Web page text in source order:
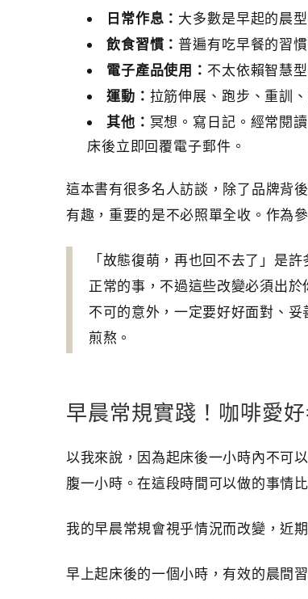
日常作息： 大多數是早起的晨
飲食習慣：普遍有吃早餐的習
電子產品使用： 不太依賴智慧
運動： 拉筋伸展、跑步、重訓
其他： 冥想。寫日記。經常閱
床後立即回覆電子郵件。
這本書有很多名人訪談，除了品牌背
有趣，重要的是不必照單全收。作為
「故態復萌，再也回不去了」是
正常的事，不過這些改變必須出
不可的意外，一定要好好面對、
煎熬。
早晨常規實踐！咖啡愛
以我來說，因為起床後一小時內不可
腹一小時。在這段時間可以做的事情
我的早晨常規會視乎情況而改變，近
早上起床後的一個小時，有效的晨間習